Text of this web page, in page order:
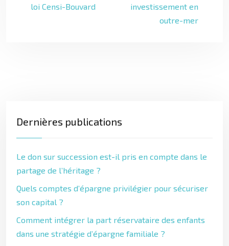
loi Censi-Bouvard
investissement en
outre-mer
Dernières publications
Le don sur succession est-il pris en compte dans le
partage de l’héritage ?
Quels comptes d’épargne privilégier pour sécuriser
son capital ?
Comment intégrer la part réservataire des enfants
dans une stratégie d’épargne familiale ?